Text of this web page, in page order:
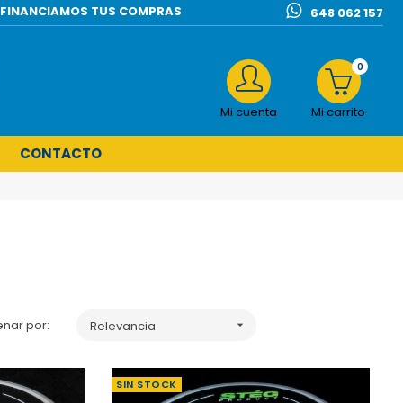
TUS COMPRAS 648 062 157
0
Mi carrito
Mi cuenta
CONTACTO
por: Relevancia 
SIN STOCK